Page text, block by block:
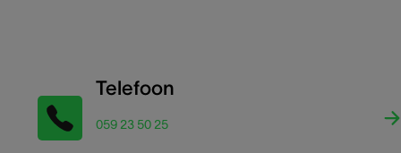
Telefoon
059 23 50 25